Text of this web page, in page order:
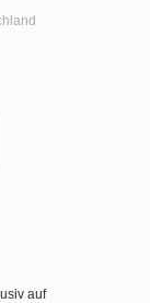
auf